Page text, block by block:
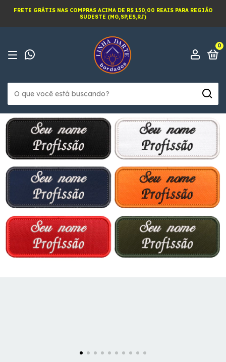
FRETE GRÁTIS NAS COMPRAS ACIMA DE R$ 150,00 REAIS PARA REGIÃO
SUDESTE (MG,SP,ES,RJ)
0